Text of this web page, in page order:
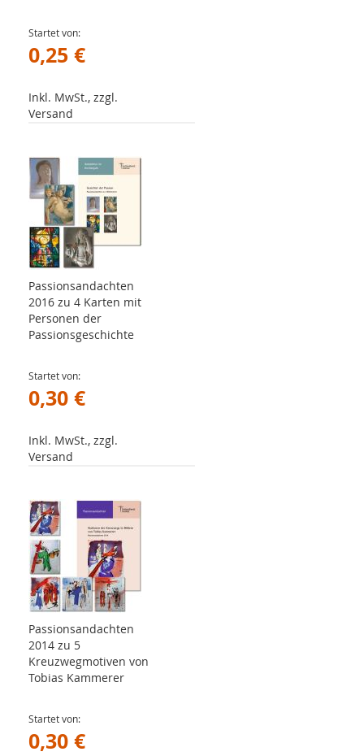
Startet von
0,25 €
Inkl. MwSt., zzgl.
Versand
Passionsandachten
2016 zu 4 Karten mit
Personen der
Passionsgeschichte
Startet von
0,30 €
Inkl. MwSt., zzgl.
Versand
Passionsandachten
2014 zu 5
Kreuzwegmotiven von
Tobias Kammerer
Startet von
0,30 €